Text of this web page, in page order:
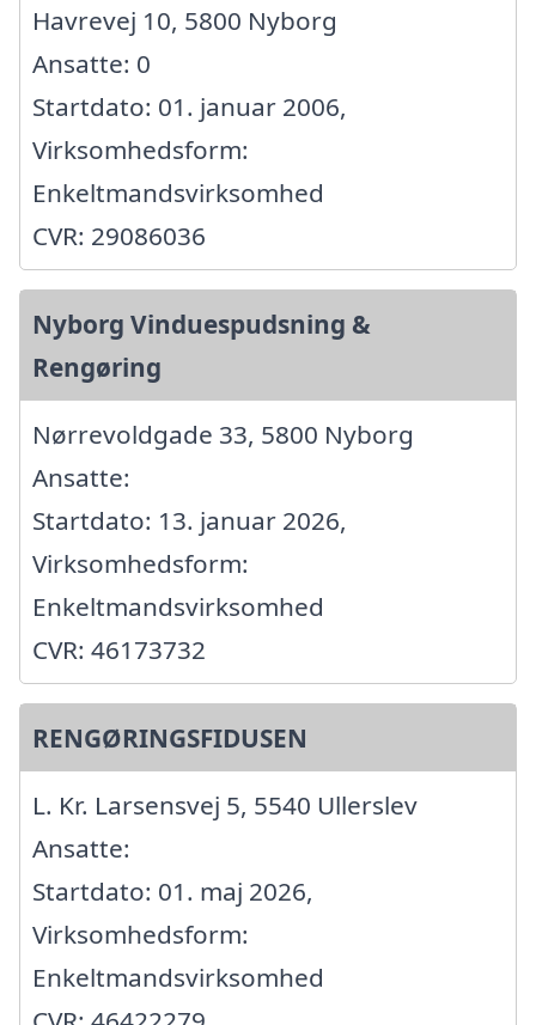
Havrevej 10, 5800 Nyborg
Ansatte: 0
Startdato: 01. januar 2006,
Virksomhedsform:
Enkeltmandsvirksomhed
CVR: 29086036
Nyborg Vinduespudsning &
Rengøring
Nørrevoldgade 33, 5800 Nyborg
Ansatte:
Startdato: 13. januar 2026,
Virksomhedsform:
Enkeltmandsvirksomhed
CVR: 46173732
RENGØRINGSFIDUSEN
L. Kr. Larsensvej 5, 5540 Ullerslev
Ansatte:
Startdato: 01. maj 2026,
Virksomhedsform:
Enkeltmandsvirksomhed